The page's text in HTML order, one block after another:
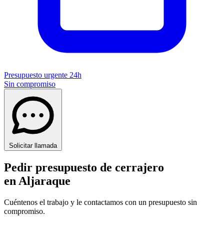
Presupuesto urgente 24h
Sin compromiso
Solicitar llamada
Pedir presupuesto de cerrajero
en Aljaraque
Cuéntenos el trabajo y le contactamos con un presupuesto sin
compromiso.